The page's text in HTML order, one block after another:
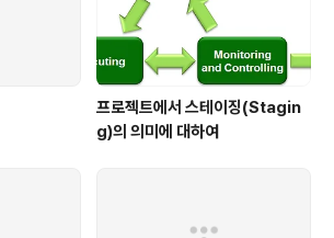
임에 정기적으로 나가..
프로젝트에서 스테이징(Stagin
g)의 의미에 대하여